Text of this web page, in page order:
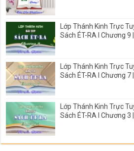
Lớp Thánh Kinh Trực
Sách ÉT-RA I Chương
Lớp Thánh Kinh Trực
Sách ÉT-RA I Chương
Lớp Thánh Kinh Trực
Sách ÉT-RA I Chương